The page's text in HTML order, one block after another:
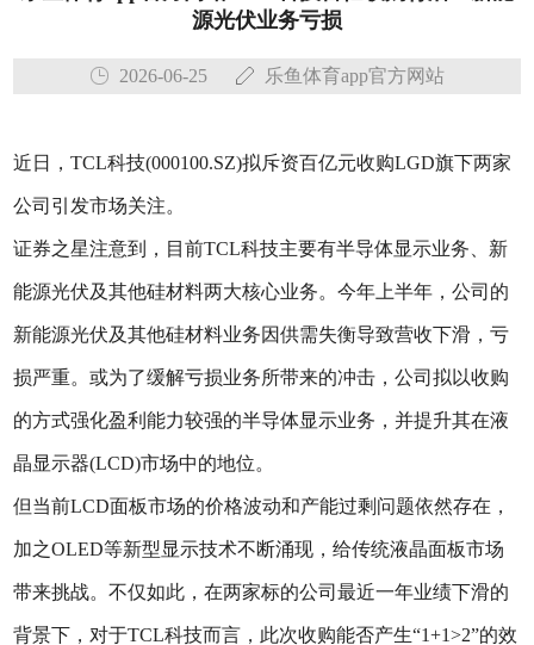
源光伏业务亏损
2026-06-25 乐鱼体育app官方网站
近日，TCL科技(000100.SZ)拟斥资百亿元收购LGD旗下两家
公司引发市场关注。
证券之星注意到，目前TCL科技主要有半导体显示业务、新
能源光伏及其他硅材料两大核心业务。今年上半年，公司的
新能源光伏及其他硅材料业务因供需失衡导致营收下滑，亏
损严重。或为了缓解亏损业务所带来的冲击，公司拟以收购
的方式强化盈利能力较强的半导体显示业务，并提升其在液
晶显示器(LCD)市场中的地位。
但当前LCD面板市场的价格波动和产能过剩问题依然存在，
加之OLED等新型显示技术不断涌现，给传统液晶面板市场
带来挑战。不仅如此，在两家标的公司最近一年业绩下滑的
背景下，对于TCL科技而言，此次收购能否产生“1+1>2”的效